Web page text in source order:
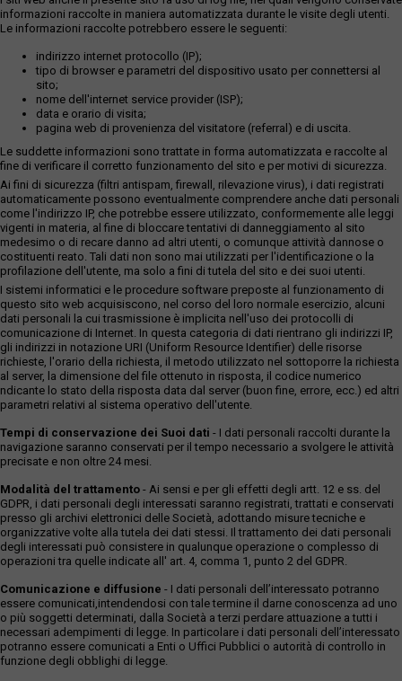
informazioni raccolte in maniera automatizzata durante le visite degli utenti.
Le informazioni raccolte potrebbero essere le seguenti:
indirizzo internet protocollo (IP);
tipo di browser e parametri del dispositivo usato per connettersi al
sito;
nome dell'internet service provider (ISP);
data e orario di visita;
pagina web di provenienza del visitatore (referral) e di uscita.
Le suddette informazioni sono trattate in forma automatizzata e raccolte al
fine di verificare il corretto funzionamento del sito e per motivi di sicurezza.
Ai fini di sicurezza (filtri antispam, firewall, rilevazione virus), i dati registrati
automaticamente possono eventualmente comprendere anche dati personali
come l'indirizzo IP, che potrebbe essere utilizzato, conformemente alle leggi
vigenti in materia, al fine di bloccare tentativi di danneggiamento al sito
medesimo o di recare danno ad altri utenti, o comunque attività dannose o
costituenti reato. Tali dati non sono mai utilizzati per l'identificazione o la
profilazione dell'utente, ma solo a fini di tutela del sito e dei suoi utenti.
I sistemi informatici e le procedure software preposte al funzionamento di
questo sito web acquisiscono, nel corso del loro normale esercizio, alcuni
dati personali la cui trasmissione è implicita nell'uso dei protocolli di
comunicazione di Internet. In questa categoria di dati rientrano gli indirizzi IP,
gli indirizzi in notazione URI (Uniform Resource Identifier) delle risorse
richieste, l'orario della richiesta, il metodo utilizzato nel sottoporre la richiesta
al server, la dimensione del file ottenuto in risposta, il codice numerico
ndicante lo stato della risposta data dal server (buon fine, errore, ecc.) ed altri
parametri relativi al sistema operativo dell'utente.
Tempi di conservazione dei Suoi dati - I dati personali raccolti durante la
navigazione saranno conservati per il tempo necessario a svolgere le attività
precisate e non oltre 24 mesi.
Modalità del trattamento - Ai sensi e per gli effetti degli artt. 12 e ss. del
GDPR, i dati personali degli interessati saranno registrati, trattati e conservati
presso gli archivi elettronici delle Società, adottando misure tecniche e
organizzative volte alla tutela dei dati stessi. Il trattamento dei dati personali
degli interessati può consistere in qualunque operazione o complesso di
operazioni tra quelle indicate all' art. 4, comma 1, punto 2 del GDPR.
Comunicazione e diffusione - I dati personali dell’interessato potranno
essere comunicati,intendendosi con tale termine il darne conoscenza ad uno
o più soggetti determinati, dalla Società a terzi perdare attuazione a tutti i
necessari adempimenti di legge. In particolare i dati personali dell’interessato
potranno essere comunicati a Enti o Uffici Pubblici o autorità di controllo in
funzione degli obblighi di legge.